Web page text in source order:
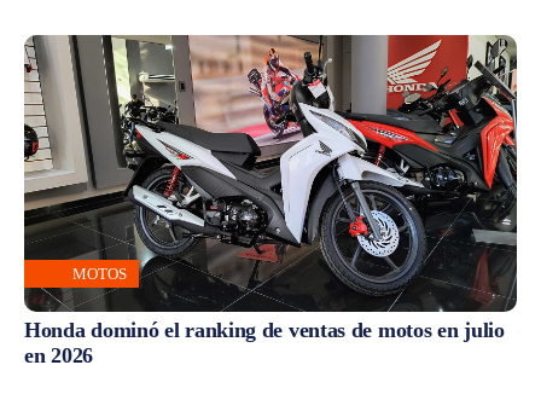
MOTOS
Honda dominó el ranking de ventas de motos en julio
en 2026